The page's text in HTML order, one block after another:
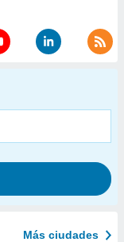
Más ciudades